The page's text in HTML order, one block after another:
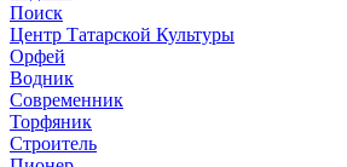
Поиск
Центр Татарской Культуры
Орфей
Водник
Современник
Торфяник
Строитель